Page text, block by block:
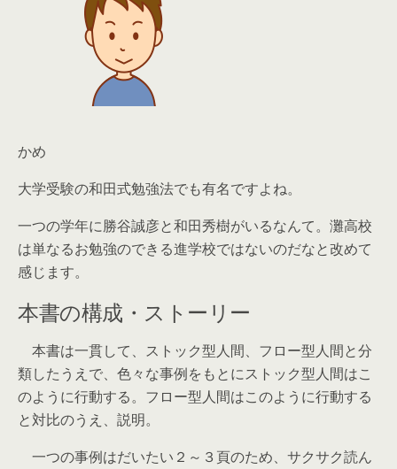
かめ
大学受験の和田式勉強法でも有名ですよね。
一つの学年に勝谷誠彦と和田秀樹がいるなんて。灘高校
は単なるお勉強のできる進学校ではないのだなと改めて
感じます。
本書の構成・ストーリー
本書は一貫して、ストック型人間、フロー型人間と分
類したうえで、色々な事例をもとにストック型人間はこ
のように行動する。フロー型人間はこのように行動する
と対比のうえ、説明。
一つの事例はだいたい２～３頁のため、サクサク読ん